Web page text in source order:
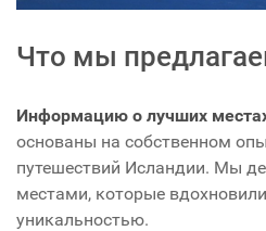
Что мы
Информацию о лучших
основаны на собственном
путешествий Исландии. Мы
местами, которые
уникальностью.